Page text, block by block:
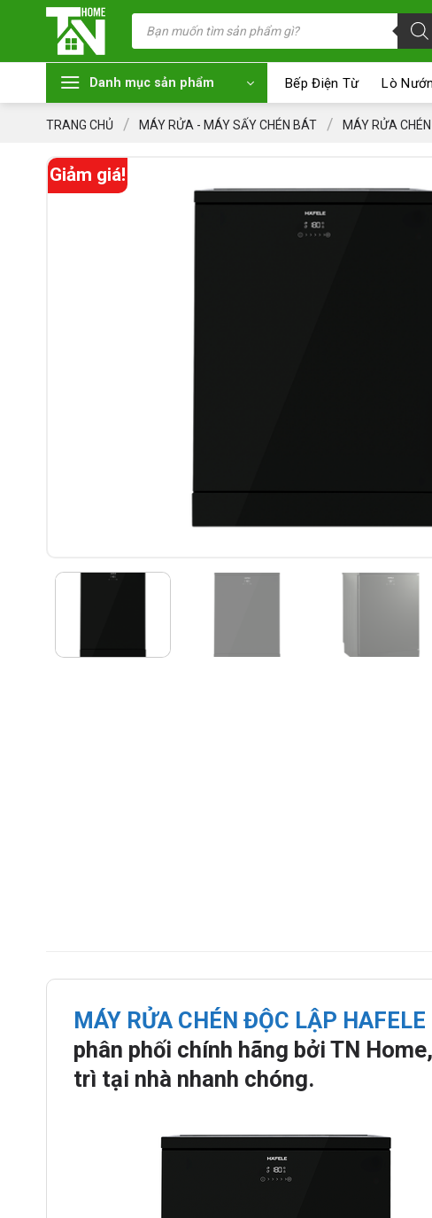
Tìm
kiếm
phẩm
Danh mục sản phẩm Bếp Điện Từ Lò
TRANG CHỦ / MÁY RỬA - MÁY SẤY CHÉN BÁT / MÁY RỬA
Giảm giá!
MÁY RỬA CHÉN ĐỘC LẬP
phân phối chính hãng bởi TN
trì tại nhà nhanh chóng.